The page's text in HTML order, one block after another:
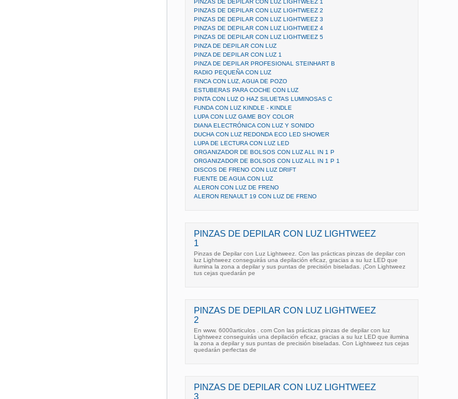
PINZAS DE DEPILAR CON LUZ LIGHTWEEZ 1
PINZAS DE DEPILAR CON LUZ LIGHTWEEZ 2
PINZAS DE DEPILAR CON LUZ LIGHTWEEZ 3
PINZAS DE DEPILAR CON LUZ LIGHTWEEZ 4
PINZAS DE DEPILAR CON LUZ LIGHTWEEZ 5
PINZA DE DEPILAR CON LUZ
PINZA DE DEPILAR CON LUZ 1
PINZA DE DEPILAR PROFESIONAL STEINHART B
RADIO PEQUEÑA CON LUZ
FINCA CON LUZ, AGUA DE POZO
ESTUBERAS PARA COCHE CON LUZ
PINTA CON LUZ O HAZ SILUETAS LUMINOSAS C
FUNDA CON LUZ KINDLE - KINDLE
LUPA CON LUZ GAME BOY COLOR
DIANA ELECTRÓNICA CON LUZ Y SONIDO
DUCHA CON LUZ REDONDA ECO LED SHOWER
LUPA DE LECTURA CON LUZ LED
ORGANIZADOR DE BOLSOS CON LUZ ALL IN 1 P
ORGANIZADOR DE BOLSOS CON LUZ ALL IN 1 P 1
DISCOS DE FRENO CON LUZ DRIFT
FUENTE DE AGUA CON LUZ
ALERON CON LUZ DE FRENO
ALERON RENAULT 19 CON LUZ DE FRENO
PINZAS DE DEPILAR CON LUZ LIGHTWEEZ
1
Pinzas de Depilar con Luz Lightweez. Con las prácticas pinzas de depilar con
luz Lightweez conseguirás una depilación eficaz, gracias a su luz LED que
ilumina la zona a depilar y sus puntas de precisión biseladas. ¡Con Lightweez
tus cejas quedarán pe
PINZAS DE DEPILAR CON LUZ LIGHTWEEZ
2
En www. 6000articulos . com Con las prácticas pinzas de depilar con luz
Lightweez conseguirás una depilación eficaz, gracias a su luz LED que ilumina
la zona a depilar y sus puntas de precisión biseladas. Con Lightweez tus cejas
quedarán perfectas de
PINZAS DE DEPILAR CON LUZ LIGHTWEEZ
3